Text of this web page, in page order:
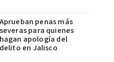
Aprueban penas más
severas para quienes
hagan apología del
delito en Jalisco